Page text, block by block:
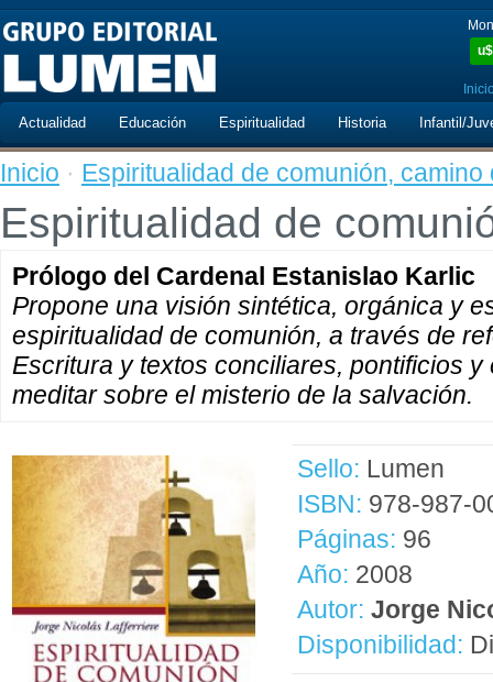
u$
Actualidad Educación Espiritualidad Historia Infantil/
Inicio · Espiritualidad de comunión, camino
Espiritualidad de
Prólogo del Cardenal Estanislao Karlic
Propone una visión sintética, orgánica y
espiritualidad de comunión, a través de
Escritura y textos conciliares, pontificios
meditar sobre el misterio de la salvación.
Sello: Lumen
ISBN: 978-987-
Páginas: 96
Año: 2008
Autor: Jorge
Disponibilidad: